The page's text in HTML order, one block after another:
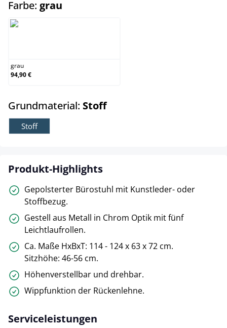
Farbe: grau
grau
94,90 €
Grundmaterial: Stoffauswählen
Stoff
Produkt-Highlights
Gepolsterter Bürostuhl mit Kunstleder- oder
Stoffbezug.
Gestell aus Metall in Chrom Optik mit fünf
Leichtlaufrollen.
Ca. Maße HxBxT: 114 - 124 x 63 x 72 cm.
Sitzhöhe: 46-56 cm.
Höhenverstellbar und drehbar.
Wippfunktion der Rückenlehne.
Serviceleistungen